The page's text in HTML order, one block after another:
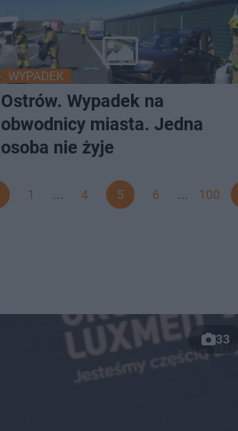
WYPADEK
Ostrów. Wypadek na
obwodnicy miasta. Jedna
osoba nie żyje
1 4 5 6 100
33